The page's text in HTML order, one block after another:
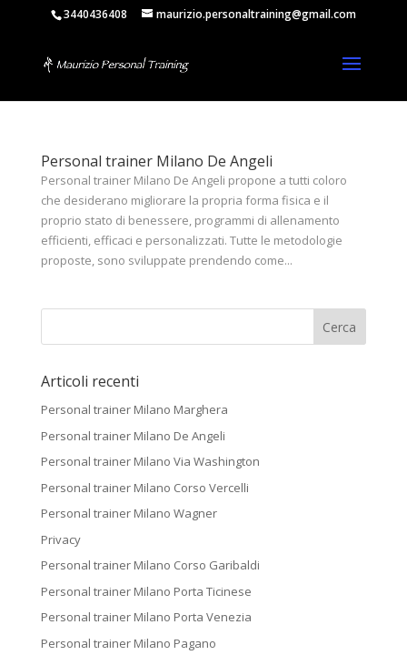
3440436408 maurizio.personaltraining@gmail.com
Personal trainer Milano De Angeli
Personal trainer Milano De Angeli propone a tutti coloro
che desiderano migliorare la propria forma fisica e il
proprio stato di benessere, programmi di allenamento
efficienti, efficaci e personalizzati. Tutte le metodologie
proposte, sono sviluppate prendendo come...
Articoli recenti
Personal trainer Milano Marghera
Personal trainer Milano De Angeli
Personal trainer Milano Via Washington
Personal trainer Milano Corso Vercelli
Personal trainer Milano Wagner
Privacy
Personal trainer Milano Corso Garibaldi
Personal trainer Milano Porta Ticinese
Personal trainer Milano Porta Venezia
Personal trainer Milano Pagano